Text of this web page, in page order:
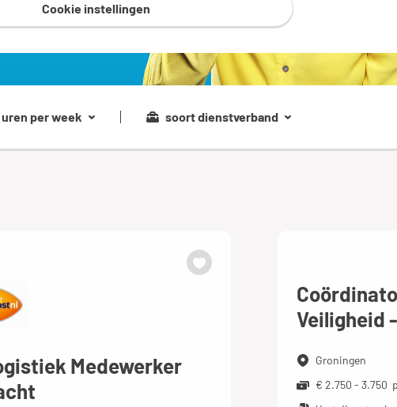
Cookie instellingen
uren per week soort dienstverband
Medewerker
Veiligheid
Groningen
€ 2.750 - 3.750